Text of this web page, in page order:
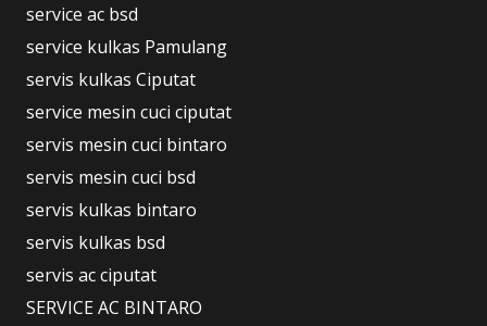
service ac bsd
service kulkas Pamulang
servis kulkas Ciputat
service mesin cuci ciputat
servis mesin cuci bintaro
servis mesin cuci bsd
servis kulkas bintaro
servis kulkas bsd
servis ac ciputat
SERVICE AC BINTARO